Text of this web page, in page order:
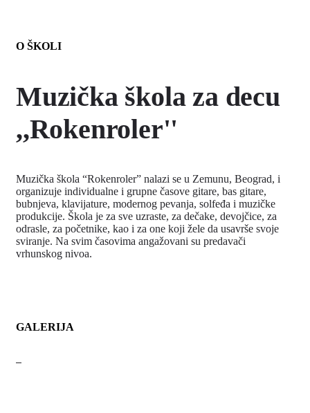
O ŠKOLI
Muzička škola za decu
,,Rokenroler''
Muzička škola “Rokenroler” nalazi se u Zemunu, Beograd, i
organizuje individualne i grupne časove gitare, bas gitare,
bubnjeva, klavijature, modernog pevanja, solfeđa i muzičke
produkcije. Škola je za sve uzraste, za dečake, devojčice, za
odrasle, za početnike, kao i za one koji žele da usavrše svoje
sviranje. Na svim časovima angažovani su predavači
vrhunskog nivoa.
GALERIJA